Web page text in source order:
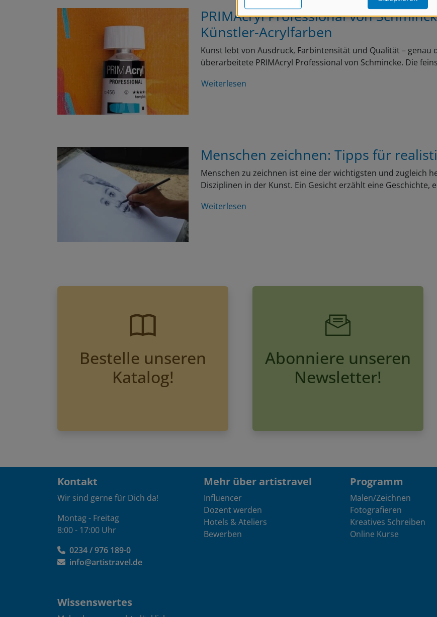
PRIMAcryl Professional von
Künstler-Acrylfarben
Kunst lebt von Ausdruck, Farbintensität und Qualität – genau
überarbeitete PRIMAcryl Professional von Schmincke. Die
Weiterlesen
Menschen zeichnen: Tipps für
Menschen zu zeichnen ist eine der wichtigsten und zugleich
Disziplinen in der Kunst. Ein Gesicht erzählt eine Geschichte,
Weiterlesen
Bestelle unseren
Katalog!
Abonniere unseren
Newsletter!
Kontakt
Wir sind gerne für Dich da!
Montag - Freitag
8:00 - 17:00 Uhr
0234 / 976 189-0
info@artistravel.de
Wissenswertes
Malen lernen macht glücklich
Mehr über artistravel
Influencer
Dozent werden
Hotels & Ateliers
Bewerben
Programm
Malen/Zeichnen
Fotografieren
Kreatives Schreiben
Online Kurse